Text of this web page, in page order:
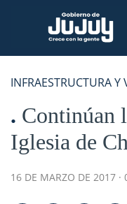
INFRAESTRUCTURA Y
Continúan
Iglesia de
16 DE MARZO DE 2017 ·